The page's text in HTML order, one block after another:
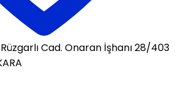
Cad. Onaran İşhanı 28/403